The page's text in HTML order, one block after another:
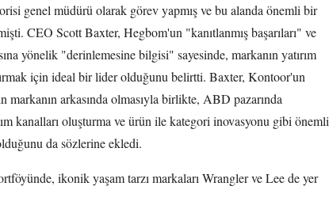
genel müdürü olarak görev yapmış ve bu alanda önemli bir
CEO Scott Baxter, Hegbom'un "kanıtlanmış başarıları" ve
yönelik "derinlemesine bilgisi" sayesinde, markanın yatırım
için ideal bir lider olduğunu belirtti. Baxter, Kontoor'un
markanın arkasında olmasıyla birlikte, ABD pazarında
kanalları oluşturma ve ürün ile kategori inovasyonu gibi önemli
da sözlerine ekledi.
ikonik yaşam tarzı markaları Wrangler ve Lee de yer